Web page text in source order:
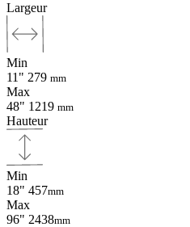
Largeur
Min
11" 279 mm
Max
48" 1219 mm
Hauteur
Min
18" 457mm
Max
96" 2438mm